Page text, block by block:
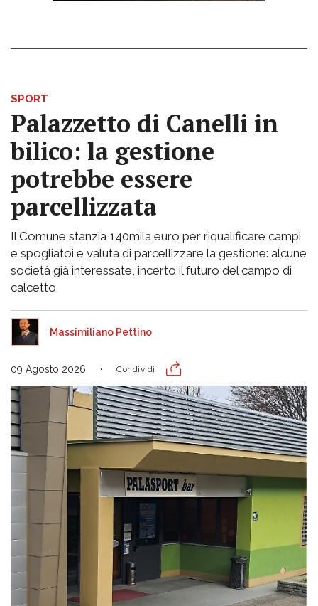
SPORT
Palazzetto di Canelli in
bilico: la gestione
potrebbe essere
parcellizzata
Il Comune stanzia 140mila euro per riqualificare campi
e spogliatoi e valuta di parcellizzare la gestione: alcune
società già interessate, incerto il futuro del campo di
calcetto
Massimiliano Pettino
09 Agosto 2026 Condividi